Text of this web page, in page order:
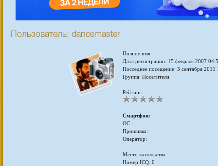
Пользователь: dancemaster
Полное имя:
Дата регистрации: 15 февраля 2007
Последнее посещение: 3 сентября 2011
Группа: Посетители
Рейтинг:
Смартфон:
ОС:
Прошивка:
Оператор:
Место жительства:
Номер ICQ: 0